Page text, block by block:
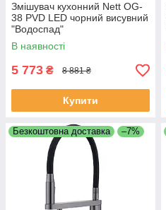
Змішувач кухонний Nett OG-
38 PVD LED чорний висувний
"Водоспад"
В наявності
5 773 ₴ 8 881 ₴
Купити
Безкоштовна доставка –7%